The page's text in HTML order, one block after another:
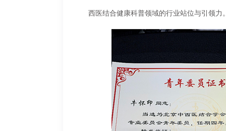
西医结合健康科普领域的行业站位与引领力